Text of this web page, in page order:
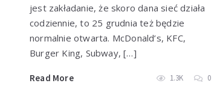
jest zakładanie, że skoro dana sieć działa
codziennie, to 25 grudnia też będzie
normalnie otwarta. McDonald’s, KFC,
Burger King, Subway, […]
Read More 1.3K 0